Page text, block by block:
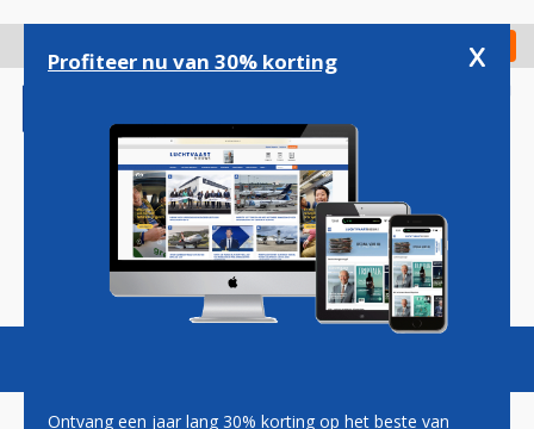
gaan
Check in
Magazine Podcasts Vacatures
Profiteer nu van 30% korting x
Ontvang een jaar lang 30% korting op het beste van